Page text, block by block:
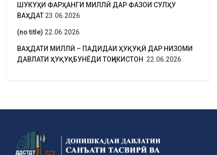
ШУКУҲИ ФАРҲАНГИ МИЛЛӢ ДАР ФАЗОИ СУЛҲУ
ВАҲДАТ 23.06.2026
(no title) 22.06.2026
ВАҲДАТИ МИЛЛӢ – ПАДИДАИ ҲУҚУҚӢ ДАР НИЗОМИ
ДАВЛАТИ ҲУҚУҚБУНЁДИ ТОҶИКИСТОН 22.06.2026